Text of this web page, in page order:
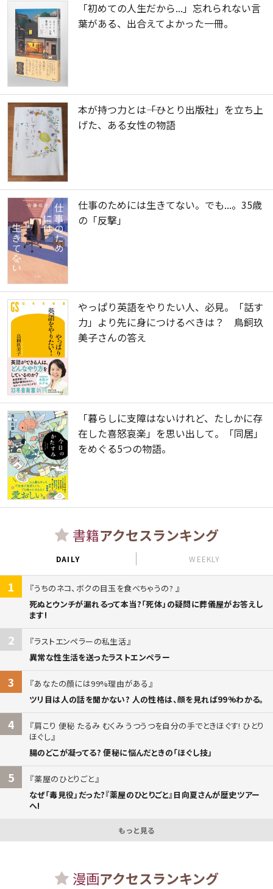
「初めての人生だから...」忘れられない言
葉がある、出合えてよかった一冊。
本が持つ力とは――「ひとり出版社」を立ち上
げた、ある女性の物語
仕事のためには生きてない。でも...。35歳
の「反撃」
やっぱり英語をやりたい人、必見。「話す
力」より先に身につけるべきは？ 鳥飼玖
美子さんの答え
「暮らしに支障はないけれど、たしかに存
在した喜怒哀楽」を思い出して。「同居」
をめぐる5つの物語。
書籍アクセスランキング
DAILY WEEKLY
1
うちのネコ、ボクの目玉を食べちゃうの?
死ぬとウンチが漏れるって本当?「死体」の疑問に葬儀屋がお答えし
ます!
2
ラストエンペラーの私生活
異常な性生活を送ったラストエンペラー
3
あなたの顔には99%理由がある
ツリ目は人の話を聞かない? 人の性格は、顔を見れば99%わかる。
4
肩こり 便秘 たるみ むくみ うつうつを自分の手でときほぐす! ひとり
ほぐし
腸のどこが凝ってる? 便秘に悩んだときの「ほぐし技」
5
薬屋のひとりごと
なぜ「毒見役」だった?『薬屋のひとりごと』日向夏さんが歴史ツアー
へ!
もっと見る
漫画アクセスランキング